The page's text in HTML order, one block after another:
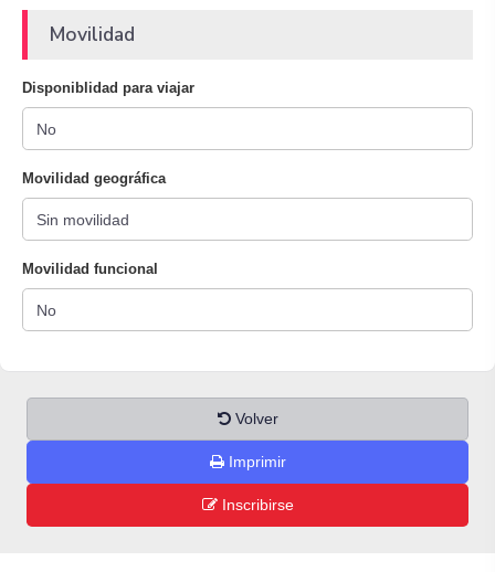
Movilidad
Disponiblidad para viajar
Movilidad geográfica
Movilidad funcional
Volver
Imprimir
Inscribirse